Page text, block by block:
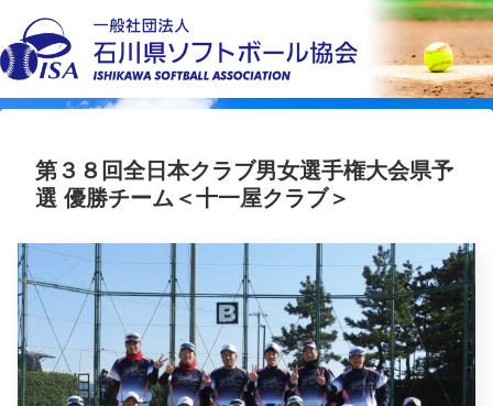
第３８回全日本クラブ男女選手権大会県予
選 優勝チーム＜十一屋クラブ＞